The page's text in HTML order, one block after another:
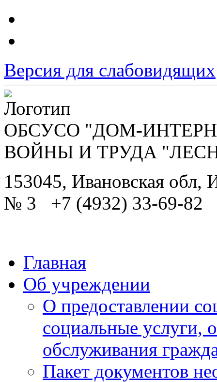
Версия для слабовидящих
ОБСУСО "ДОМ-
ВОЙНЫ И ТРУДА
153045, Ивановская обл,
№ 3 +7 (4932) 33-69-82
Главная
Об учреждении
О предоставлении
социальные услуги,
обслуживания
Пакет документов